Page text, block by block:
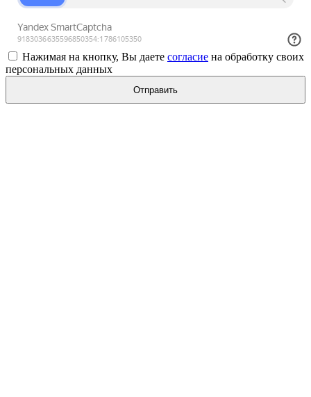
Нажимая на кнопку, Вы даете согласие на обработку своих
персональных данных
Отправить